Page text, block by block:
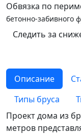
Обвязка по
бетонно-забивного
Следить за
Описание
Типы бруса
Проект дома из
метров